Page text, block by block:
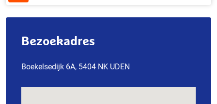
Bezoekadres
Boekelsedijk 6A, 5404 NK UDEN